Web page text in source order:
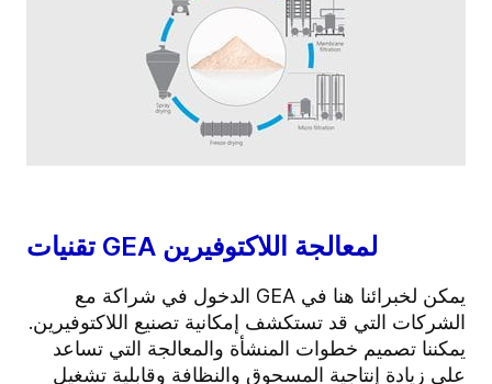
تقنيات GEA لمعالجة اللاكتوفيرين
يمكن لخبرائنا هنا في GEA الدخول في شراكة مع
الشركات التي قد تستكشف إمكانية تصنيع اللاكتوفيرين.
يمكننا تصميم خطوات المنشأة والمعالجة التي تساعد
على زيادة إنتاجية المسحوق والنظافة وقابلية تشغيل